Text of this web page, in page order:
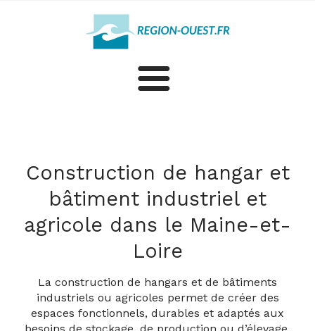
Rénovation
Plus d'artisans et professionnels dans le Maine-et-Loire
Construction de hangar et
bâtiment industriel et
agricole dans le Maine-et-
Loire
La construction de hangars et de bâtiments
industriels ou agricoles permet de créer des
espaces fonctionnels, durables et adaptés aux